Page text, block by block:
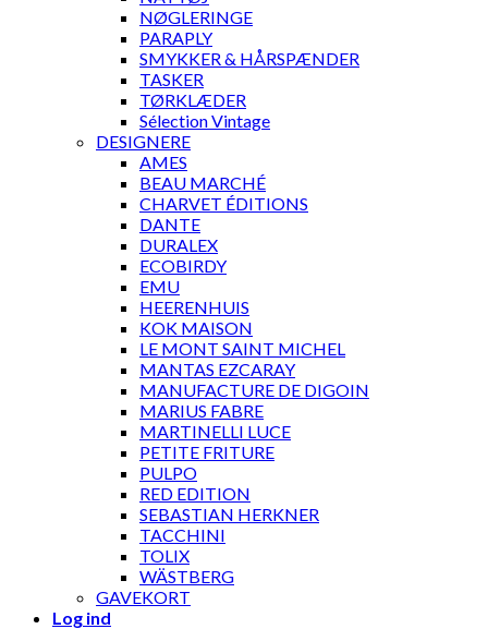
NØGLERINGE
PARAPLY
SMYKKER & HÅRSPÆNDER
TASKER
TØRKLÆDER
Sélection Vintage
DESIGNERE
AMES
BEAU MARCHÉ
CHARVET ÉDITIONS
DANTE
DURALEX
ECOBIRDY
EMU
HEERENHUIS
KOK MAISON
LE MONT SAINT MICHEL
MANTAS EZCARAY
MANUFACTURE DE DIGOIN
MARIUS FABRE
MARTINELLI LUCE
PETITE FRITURE
PULPO
RED EDITION
SEBASTIAN HERKNER
TACCHINI
TOLIX
WÄSTBERG
GAVEKORT
Log ind